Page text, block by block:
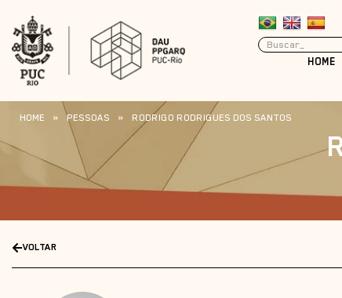
HOME
HOME » PESSOAS » RODRIGO RODRIGUES DOS SANTOS
VOLTAR